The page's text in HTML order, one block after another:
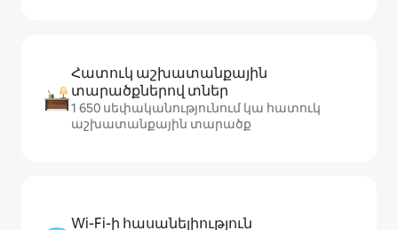
Հատուկ աշխատանքային
տարածքներով տներ
1 650 սեփականությունում կա հատուկ
աշխատանքային տարածք
Wi-Fi-ի հասանելիություն